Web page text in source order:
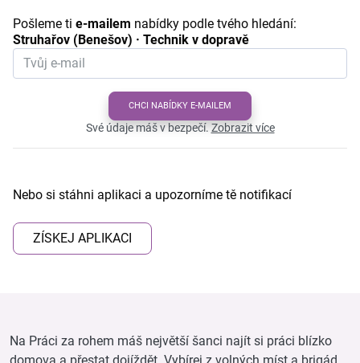
Pošleme ti e-mailem nabídky podle tvého hledání:
Struhařov (Benešov) · Technik v dopravě
CHCI NABÍDKY E-MAILEM
Své údaje máš v bezpečí.Zobrazit více
Nebo si stáhni aplikaci a upozorníme tě notifikací
ZÍSKEJ APLIKACI
Na Práci za rohem máš největší šanci najít si práci blízko
domova a přestat dojíždět. Vybírej z volných míst a brigád